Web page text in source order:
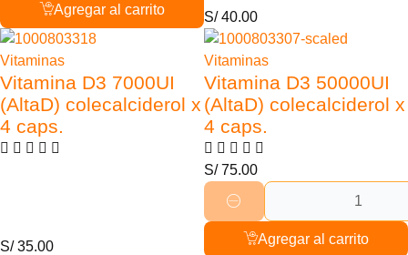
Agregar al carrito S/40.00
Agotado
Vitaminas
Vitamina D3 7000UI
(AltaD) colecalciderol x
4 caps.
S/35.00
Vitaminas
Vitamina D3 50000UI
(AltaD) colecalciderol x
4 caps.
S/75.00
Agregar al carrito